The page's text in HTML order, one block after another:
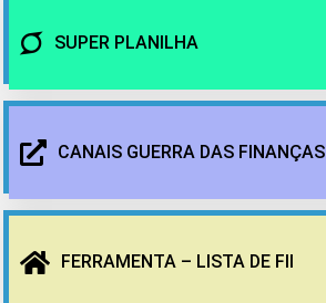
SUPER PLANILHA
CANAIS GUERRA DAS FINANÇAS
FERRAMENTA – LISTA DE FII